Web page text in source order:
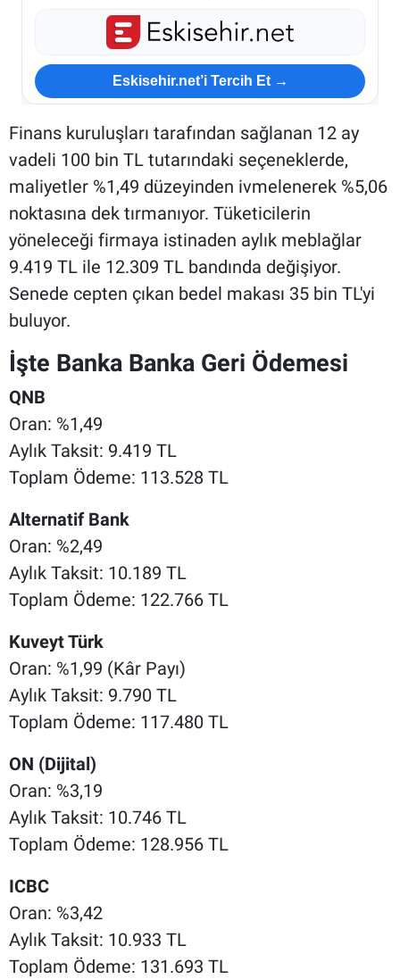
Eskisehir.net’i Tercih Et →
Finans kuruluşları tarafından sağlanan 12 ay
vadeli 100 bin TL tutarındaki seçeneklerde,
maliyetler %1,49 düzeyinden ivmelenerek %5,06
noktasına dek tırmanıyor. Tüketicilerin
yöneleceği firmaya istinaden aylık meblağlar
9.419 TL ile 12.309 TL bandında değişiyor.
Senede cepten çıkan bedel makası 35 bin TL'yi
buluyor.
İşte Banka Banka Geri Ödemesi
QNB
Oran: %1,49
Aylık Taksit: 9.419 TL
Toplam Ödeme: 113.528 TL
Alternatif Bank
Oran: %2,49
Aylık Taksit: 10.189 TL
Toplam Ödeme: 122.766 TL
Kuveyt Türk
Oran: %1,99 (Kâr Payı)
Aylık Taksit: 9.790 TL
Toplam Ödeme: 117.480 TL
ON (Dijital)
Oran: %3,19
Aylık Taksit: 10.746 TL
Toplam Ödeme: 128.956 TL
ICBC
Oran: %3,42
Aylık Taksit: 10.933 TL
Toplam Ödeme: 131.693 TL